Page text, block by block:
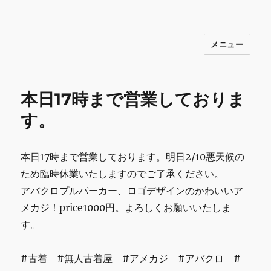
INNOCENCE ～日常に彩りを～ フ
物 etc販売 江戸川区瑞江
メニュー
本日17時まで営業しておりま
す。
本日17時まで営業しております。明日2/10悪天候の
ため臨時休業いたしますのでご了承ください。
アバクロプルパーカー、ロゴデザインのかわいいア
メカジ！price1000円。よろしくお願いいたしま
す。
#古着 #無人古着屋 #アメカジ #アバクロ #